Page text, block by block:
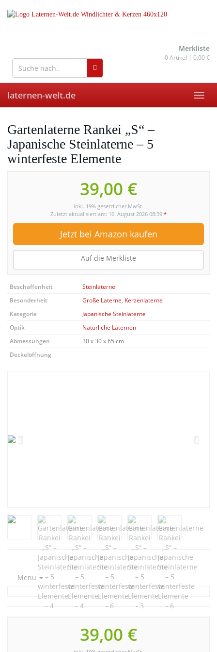
Merkliste
0Artikel | 0,00 €
laternen-welt.de
Gartenlaterne Rankei „S“ –
Japanische Steinlaterne – 5
winterfeste Elemente
39,00 €
inkl. 19% gesetzlicher MwSt.
Zuletzt aktualisiert am: 10. August 2026 08:39 *
Jetzt bei Amazon kaufen
Auf die Merkliste
Beschaffenheit
Steinlaterne
Besonderheit
Große Laterne, Kerzenlaterne
Kategorie
Japanische Steinlaterne
Optik
Natürliche Laternen
Abmessungen
30 x 30 x 65 cm
Deckelöffnung
Menu
39,00 €